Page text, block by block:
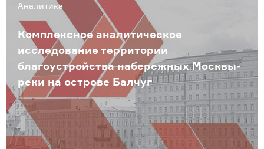
Аналитика
Комплексное аналитическое
исследование территории
благоустройства набережных Москвы-
реки на острове Балчуг